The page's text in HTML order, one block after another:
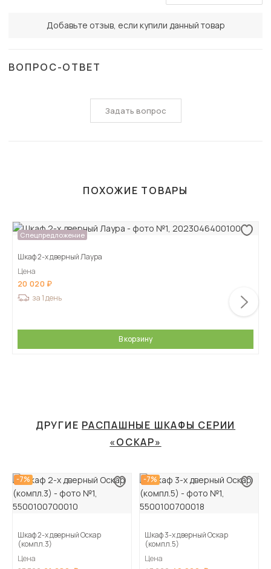
Добавьте отзыв, если купили данный товар
ВОПРОС-ОТВЕТ
Задать вопрос
ПОХОЖИЕ ТОВАРЫ
Спецпредложение
Шкаф 2-х дверный Лаура
Цена
20 020
за 1 день
В корзину
ДРУГИЕ РАСПАШНЫЕ ШКАФЫ СЕРИИ
«ОСКАР»
-7%
Шкаф 2-х дверный Оскар
(компл.3)
Цена
-7%
Шкаф 3-х дверный Оскар
(компл.5)
Цена